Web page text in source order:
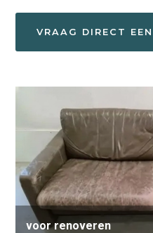
VRAAG DIRECT
voor renoveren